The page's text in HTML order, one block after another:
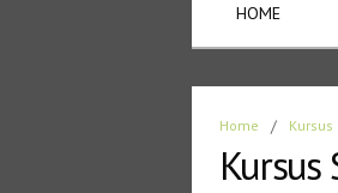
HOME
Home / Kursus